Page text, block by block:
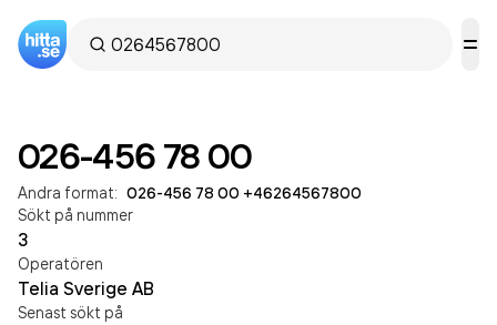
026-456 78 00
Andra format: 026-456 78 00 +46264567800
Sökt på nummer
3
Operatören
Telia Sverige AB
Senast sökt på